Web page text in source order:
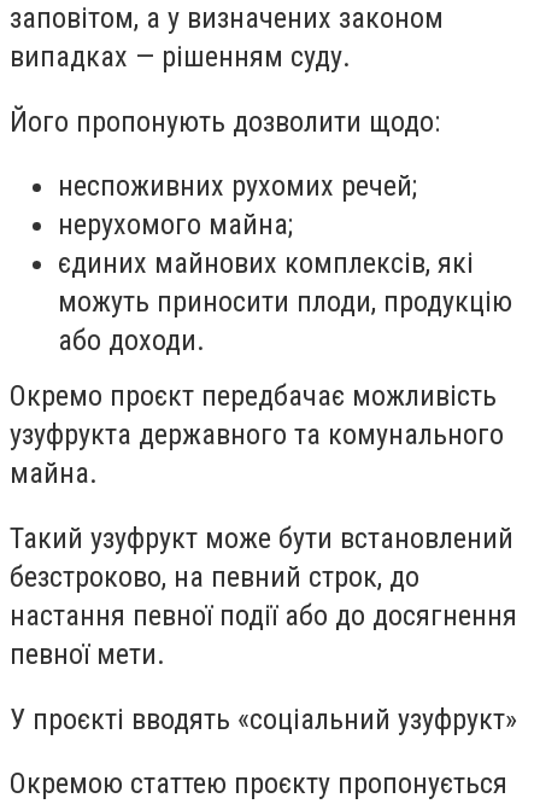
заповітом, а у визначених законом
випадках — рішенням суду.
Його пропонують дозволити щодо:
неспоживних рухомих речей;
нерухомого майна;
єдиних майнових комплексів, які
можуть приносити плоди, продукцію
або доходи.
Окремо проєкт передбачає можливість
узуфрукта державного та комунального
майна.
Такий узуфрукт може бути встановлений
безстроково, на певний строк, до
настання певної події або до досягнення
певної мети.
У проєкті вводять «соціальний узуфрукт»
Окремою статтею проєкту пропонується